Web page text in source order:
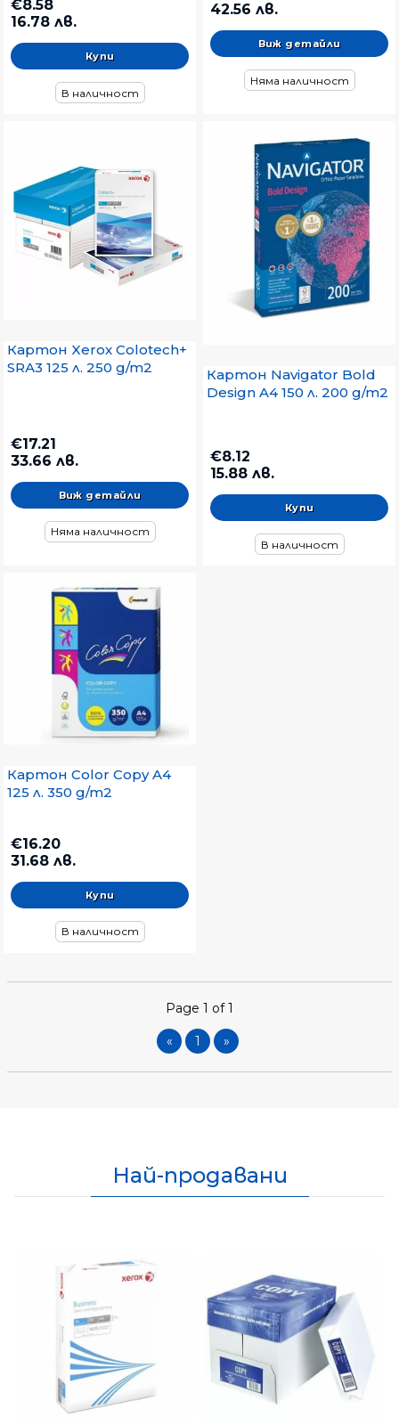
€8.58
16.78 лв.
В наличност
42.56 лв.
Виж детайли
Няма наличност
Картон Xerox Colotech+
SRА3 125 л. 250 g/m2
€17.21
33.66 лв.
Виж детайли
Няма наличност
Картон Navigator Bold
Design A4 150 л. 200 g/m2
€8.12
15.88 лв.
В наличност
Картон Color Copy A4
125 л. 350 g/m2
€16.20
31.68 лв.
В наличност
Page 1 of 1
« 1 »
Най-продавани